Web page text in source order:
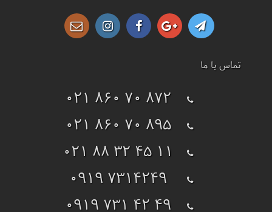
تماس با ما
021 860 70 872
021 860 70 895
021 88 32 45 11
0919 7314249
0919 731 42 49